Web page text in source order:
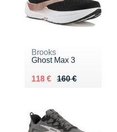
Brooks
Ghost Max 3
160 €
Au lieu de 160 €
118 €
Vendu 118 €